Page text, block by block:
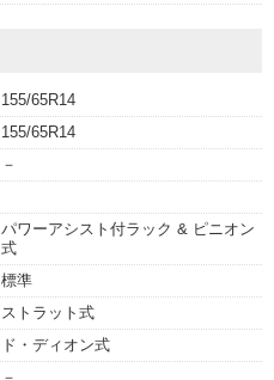
155/65R14
155/65R14
－
パワーアシスト付ラック & ピニオン
式
標準
ストラット式
ド・ディオン式